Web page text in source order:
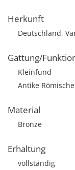
Herkunft
Deutschland,
Gattung/
Kleinfund
Antike
Material
Bronze
Erhaltung
vollständig